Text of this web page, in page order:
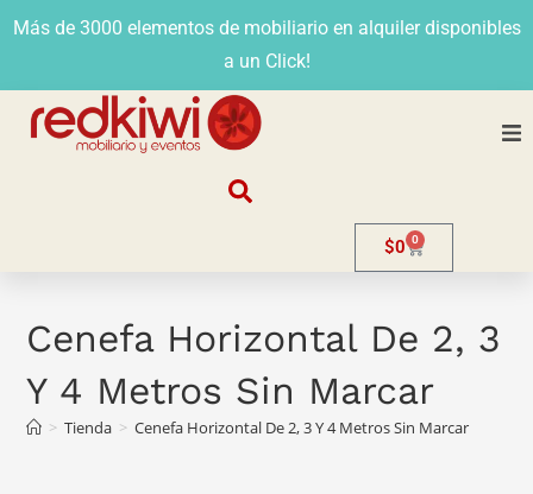
Más de 3000 elementos de mobiliario en alquiler disponibles
a un Click!
Venta
$0 0
Cenefa Horizontal De 2, 3
Y 4 Metros Sin Marcar
> Tienda > Cenefa Horizontal De 2, 3 Y 4 Metros Sin Marcar